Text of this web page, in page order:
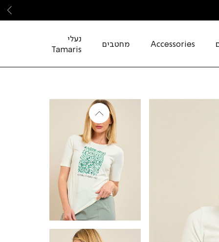
Accessories מחטבים
נעלי
Tamaris